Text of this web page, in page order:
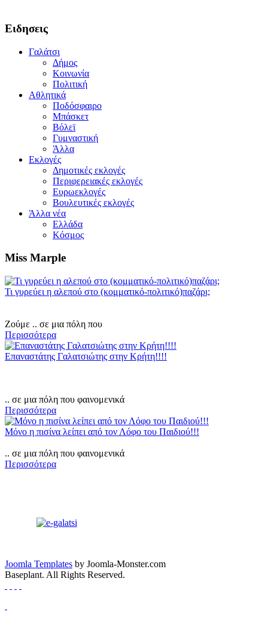
Ειδησεις
Γαλάτσι
Δήμος
Κοινωνία
Πολιτική
Αθλητικά
Ποδόσφαιρο
Μπάσκετ
Βόλεϊ
Γυμναστική
Άλλα
Εκλογές
Δημοτικές εκλογές
Περιφερειακές εκλογές
Ευρωεκλογές
Βουλευτικές εκλογές
Άλλα νέα
Ελλάδα
Κόσμος
Miss Marple
Τι γυρεύει η αλεπού στο (κομματικό-πολιτικό)παζάρι;
Ζούμε .. σε μια πόλη που
Περισσότερα
Επαναστάτης Γαλατσιώτης στην Κρήτη!!!!
.. σε μια πόλη που φαινομενικά
Περισσότερα
Μόνο η πισίνα λείπει από τον Λόφο του Παιδιού!!!
.. σε μια πόλη που φαινομενικά
Περισσότερα
Joomla Templates by Joomla-Monster.com
Baseplant. All Rights Reserved.